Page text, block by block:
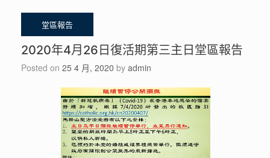
2020年4月26日復活期第三主日堂區報告
Posted on 25 4 月, 2020 by admin